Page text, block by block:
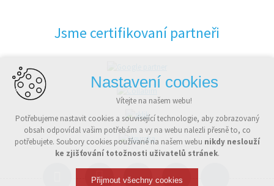
Jsme certifikovaní partneři
Nastavení cookies
Vítejte na našem webu!
Potřebujeme nastavit cookies a související technologie, aby zobrazovaný
obsah odpovídal vašim potřebám a vy na webu nalezli přesně to, co
potřebujete. Soubory cookies používané na našem webu nikdy neslouží
ke zjišťování totožnosti uživatelů stránek.
Přijmout všechny cookies